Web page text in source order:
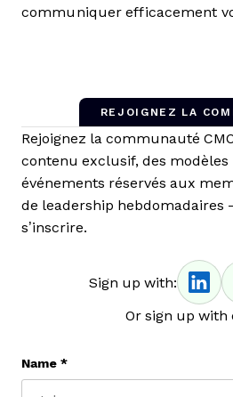
communiquer efficacement
REJOIGNEZ LA
Rejoignez la communauté
contenu exclusif, des modèles
événements réservés aux
de leadership hebdomadaires
s’inscrire.
Sign up with:
Or sign up with
Name *